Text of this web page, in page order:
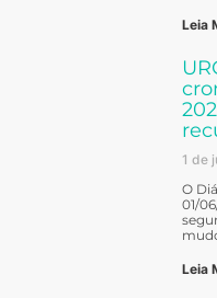
Leia
1 de
O
01/
Leia